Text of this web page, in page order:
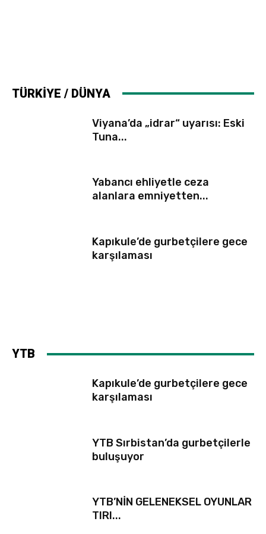
TÜRKİYE / DÜNYA
Viyana’da „idrar“ uyarısı: Eski
Tuna...
Yabancı ehliyetle ceza
alanlara emniyetten...
Kapıkule’de gurbetçilere gece
karşılaması
YTB
Kapıkule’de gurbetçilere gece
karşılaması
YTB Sırbistan’da gurbetçilerle
buluşuyor
YTB’NİN GELENEKSEL OYUNLAR
TIRI...